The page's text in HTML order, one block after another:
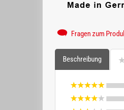
Fragen zum
Beschreibung